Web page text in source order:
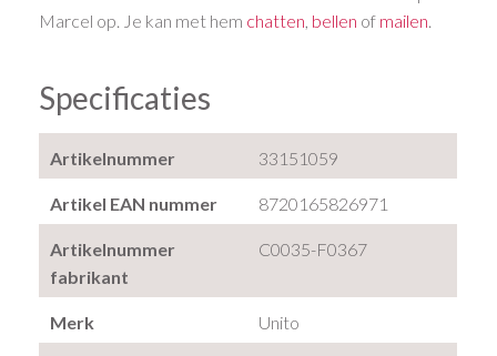
Marcel op. Je kan met hem chatten bellen of mailen
Specificaties
Artikelnummer 33151059
Artikel EAN nummer 8720165826971
Artikelnummer
fabrikant
C0035-F0367
Merk Unito